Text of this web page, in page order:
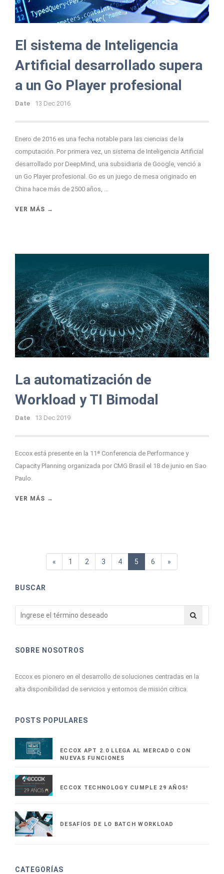
El sistema de Inteligencia
Artificial desarrollado supera
a un Go Player profesional
Date 13 Dec 2016
Enero de 2016 es una fecha notable para las ciencias de la
computación. Por primera vez, un sistema de Inteligencia Artificial
desarrollado por DeepMind, una subsidiaria de Google, venció a
un Go Player profesional. Go es un juego de mesa originado en
China hace más de 2500 años, ...
VER MÁS →
La automatización de
Workload y TI Bimodal
Date 13 Dec 2019
Eccox está presente en la 11ª Conferencia de Performance y
Capacity Planning organizada por CMG Brasil el 18 de junio en Sao
Paulo.
VER MÁS →
« 1 2 3 4 5 6 »
BUSCAR
SOBRE NOSOTROS
Eccox es pionero en el desarrollo de soluciones centradas en la
alta disponibilidad de servicios y entornos de misión crítica.
POSTS POPULARES
ECCOX APT 2.0 LLEGA AL MERCADO CON
NUEVAS FUNCIONES
ECCOX TECHNOLOGY CUMPLE 29 AÑOS!
DESAFÍOS DE LO BATCH WORKLOAD
CATEGORÍAS